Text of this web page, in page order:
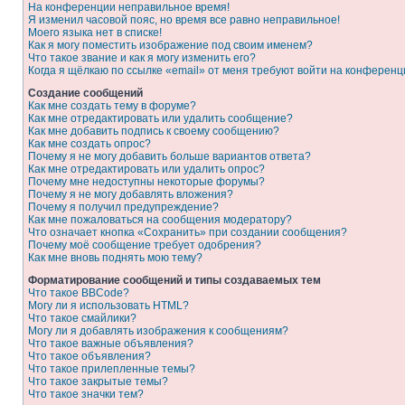
На конференции неправильное время!
Я изменил часовой пояс, но время все равно неправильное!
Моего языка нет в списке!
Как я могу поместить изображение под своим именем?
Что такое звание и как я могу изменить его?
Когда я щёлкаю по ссылке «email» от меня требуют войти на
Создание сообщений
Как мне создать тему в форуме?
Как мне отредактировать или удалить сообщение?
Как мне добавить подпись к своему сообщению?
Как мне создать опрос?
Почему я не могу добавить больше вариантов ответа?
Как мне отредактировать или удалить опрос?
Почему мне недоступны некоторые форумы?
Почему я не могу добавлять вложения?
Почему я получил предупреждение?
Как мне пожаловаться на сообщения модератору?
Что означает кнопка «Сохранить» при создании сообщения?
Почему моё сообщение требует одобрения?
Как мне вновь поднять мою тему?
Форматирование сообщений и типы создаваемых тем
Что такое BBCode?
Могу ли я использовать HTML?
Что такое смайлики?
Могу ли я добавлять изображения к сообщениям?
Что такое важные объявления?
Что такое объявления?
Что такое прилепленные темы?
Что такое закрытые темы?
Что такое значки тем?